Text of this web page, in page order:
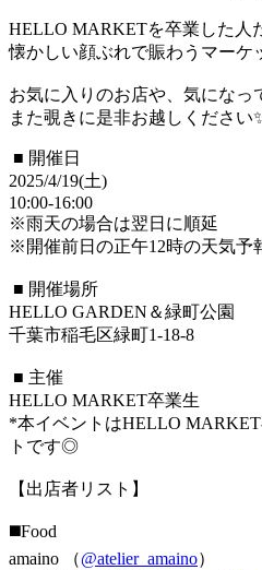
HELLO MARKETを卒業した人
懐かしい顔ぶれで賑わうマーケ
お気に入りのお店や、気になっ
また覗きに是非お越しください
■ 開催日
2025/4/19(土)
10:00-16:00
※雨天の場合は翌日に順延
※開催前日の正午12時の天気予
■ 開催場所
HELLO GARDEN＆緑町公園
千葉市稲毛区緑町1-18-8
■ 主催
HELLO MARKET卒業生
*本イベントはHELLO
トです◎
【出店者リスト】
◼️Food
amaino （@atelier_amaino）